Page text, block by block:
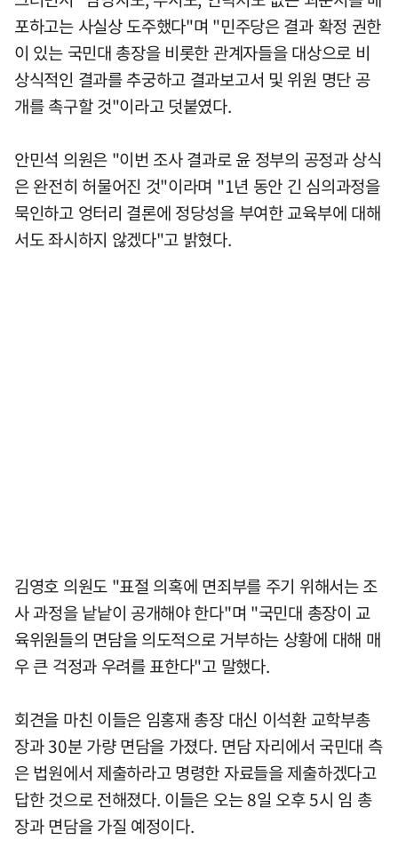
포하고는 사실상 도주했다"며 "민주당은 결과 확정 권한
이 있는 국민대 총장을 비롯한 관계자들을 대상으로 비
상식적인 결과를 추궁하고 결과보고서 및 위원 명단 공
개를 촉구할 것"이라고 덧붙였다.
안민석 의원은 "이번 조사 결과로 윤 정부의 공정과 상식
은 완전히 허물어진 것"이라며 "1년 동안 긴 심의과정을
묵인하고 엉터리 결론에 정당성을 부여한 교육부에 대해
서도 좌시하지 않겠다"고 밝혔다.
김영호 의원도 "표절 의혹에 면죄부를 주기 위해서는 조
사 과정을 낱낱이 공개해야 한다"며 "국민대 총장이 교
육위원들의 면담을 의도적으로 거부하는 상황에 대해 매
우 큰 걱정과 우려를 표한다"고 말했다.
회견을 마친 이들은 임홍재 총장 대신 이석환 교학부총
장과 30분 가량 면담을 가졌다. 면담 자리에서 국민대 측
은 법원에서 제출하라고 명령한 자료들을 제출하겠다고
답한 것으로 전해졌다. 이들은 오는 8일 오후 5시 임 총
장과 면담을 가질 예정이다.